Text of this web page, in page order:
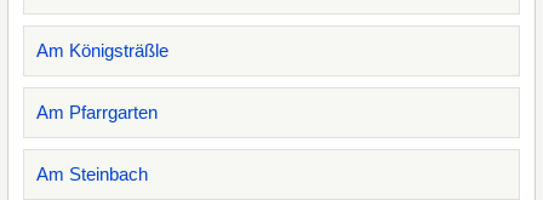
Am Königsträßle
Am Pfarrgarten
Am Steinbach